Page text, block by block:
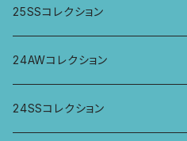
ジャケット、羽織
パンツ
ワンピース
トップス
パンツ
スカート
25SSコレクション
トップス
パンツ
24AWコレクション
ワイドパンツ
24SSコレクション